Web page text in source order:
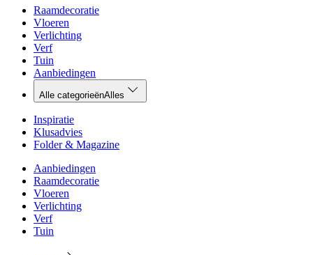
Raamdecoratie
Vloeren
Verlichting
Verf
Tuin
Aanbiedingen
Alle categorieënAlles
Inspiratie
Klusadvies
Folder & Magazine
Aanbiedingen
Raamdecoratie
Vloeren
Verlichting
Verf
Tuin